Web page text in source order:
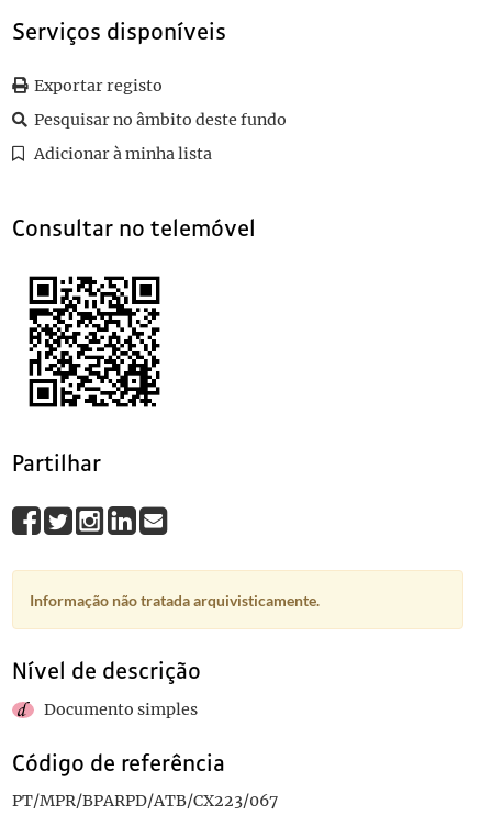
070 Sem título 1911-10-24
072 Sem título 1882-12-06
(...)
Serviços disponíveis
Exportar registo
Pesquisar no âmbito deste fundo
Adicionar à minha lista
Consultar no telemóvel
Partilhar
Informação não tratada arquivisticamente.
Nível de descrição
Documento simples
Código de referência
PT/MPR/BPARPD/ATB/CX223/067